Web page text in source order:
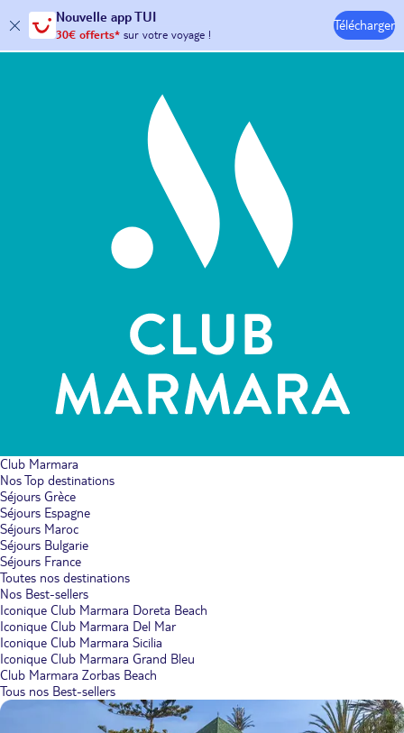
Nouvelle app TUI
30€ offerts*sur votre voyage !
avec le code :HAPPYAPP
Télécharger
Hôtels & Clubs
Club Marmara
Nos Top destinations
Séjours Grèce
Séjours Espagne
Séjours Maroc
Séjours Bulgarie
Séjours France
Toutes nos destinations
Nos Best-sellers
Iconique Club Marmara Doreta Beach
Iconique Club Marmara Del Mar
Iconique Club Marmara Sicilia
Iconique Club Marmara Grand Bleu
Club Marmara Zorbas Beach
Tous nos Best-sellers